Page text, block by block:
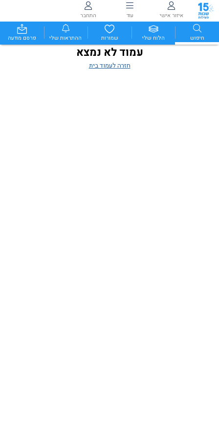
איזור אישי עוד התחבר
חיפוש הלוח שלי שמורות ההתראות שלי פרסם מודעה
עמוד לא נמצא
חזרה לעמוד בית